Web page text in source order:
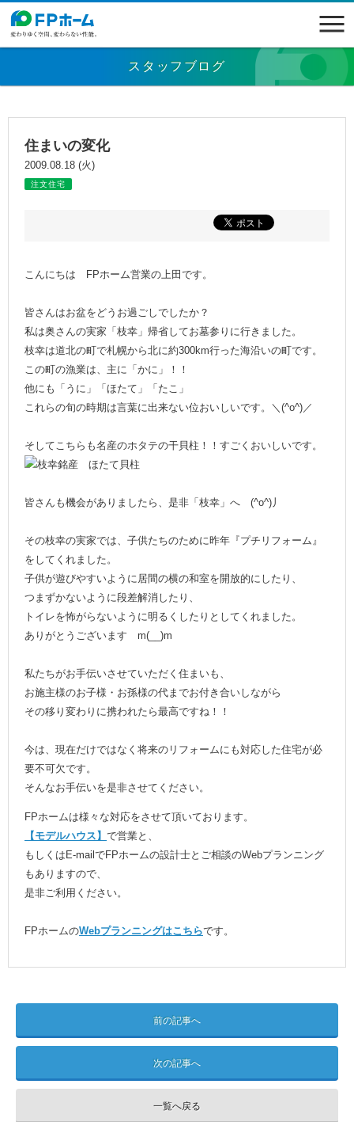
スタッフブログ
住まいの変化
2009.08.18 (火)
注文住宅
こんにちは FPホーム営業の上田です。
皆さんはお盆をどうお過ごしでしたか？
私は奥さんの実家「枝幸」帰省してお墓参りに行きました。
枝幸は道北の町で札幌から北に約300km行った海沿いの町です。
この町の漁業は、主に「かに」！！
他にも「うに」「ほたて」「たこ」
これらの旬の時期は言葉に出来ない位おいしいです。＼(^o^)／
そしてこちらも名産のホタテの干貝柱！！すごくおいしいです。
皆さんも機会がありましたら、是非「枝幸」へ (^o^)丿
その枝幸の実家では、子供たちのために昨年『プチリフォーム』
をしてくれました。
子供が遊びやすいように居間の横の和室を開放的にしたり、
つまずかないように段差解消したり、
トイレを怖がらないように明るくしたりとしてくれました。
ありがとうございます m(__)m
私たちがお手伝いさせていただく住まいも、
お施主様のお子様・お孫様の代までお付き合いしながら
その移り変わりに携われたら最高ですね！！
今は、現在だけではなく将来のリフォームにも対応した住宅が必
要不可欠です。
そんなお手伝いを是非させてください。
FPホームは様々な対応をさせて頂いております。
【モデルハウス】 で営業と、
もしくはE-mailでFPホームの設計士とご相談のWebプランニング
もありますので、
是非ご利用ください。
FPホームのWebプランニングはこちらです。
前の記事へ
次の記事へ
一覧へ戻る